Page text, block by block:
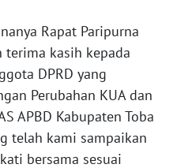
Rapat Paripurna
kasih kepada
DPRD yang
Perubahan KUA dan
APBD Kabupaten Toba
telah kami sampaikan
bersama sesuai